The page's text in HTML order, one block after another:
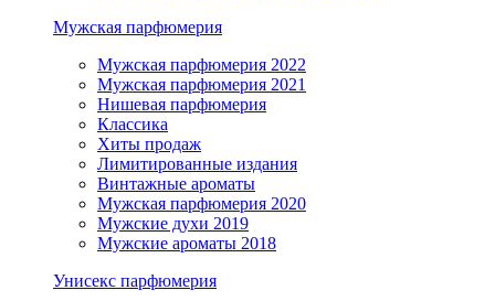
Мужская парфюмерия
Мужская парфюмерия 2022
Мужская парфюмерия 2021
Нишевая парфюмерия
Классика
Хиты продаж
Лимитированные издания
Винтажные ароматы
Мужская парфюмерия 2020
Мужские духи 2019
Мужские ароматы 2018
Унисекс парфюмерия